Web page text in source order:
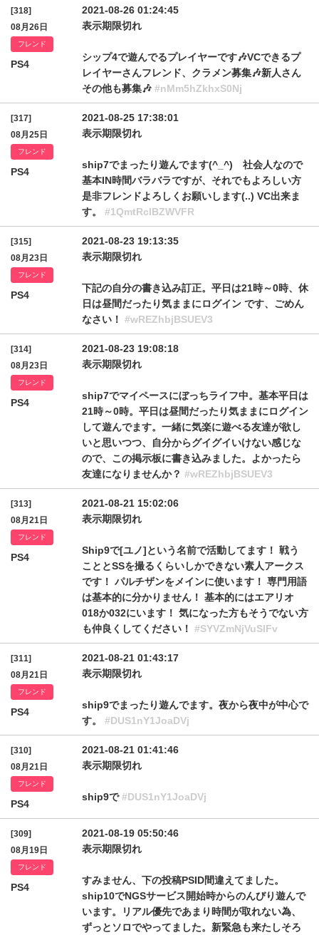
[318]
08月26日
フレンド
PS4
2021-08-26 01:24:45
表示期限切れ
シップ4で遊んでるプレイヤーです🎶VCできるプ
レイヤーさんフレンド、クラメン募集🎶新人さん
その他も募集🎶 #nMm5hZkhxS0Nj
[317]
08月25日
フレンド
PS4
2021-08-25 17:38:01
表示期限切れ
ship7でまったり遊んでます(^_^) 社会人なので
基本IN時間バラバラですが、それでもよろしい方
是非フレンドよろしくお願いします(..) VC出来ま
す。 #1QmtRclBZWVFR
[315]
08月23日
フレンド
PS4
2021-08-23 19:13:35
表示期限切れ
下記の自分の書き込み訂正。平日は21時～0時、休
日は昼間だったり気ままにログイン です、ごめん
なさい！ #wREZhbjBSUEV3
[314]
08月23日
フレンド
PS4
2021-08-23 19:08:18
表示期限切れ
ship7でマイペースにぼっちライフ中。基本平日は
21時～0時。平日は昼間だったり気ままにログイン
して遊んでます。一緒に気楽に遊べる友達が欲し
いと思いつつ、自分からグイグイいけない感じな
ので、この掲示板に書き込みました。よかったら
友達になりませんか？ #wREZhbjBSUEV3
[313]
08月21日
フレンド
PS4
2021-08-21 15:02:06
表示期限切れ
Ship9で[ユノ]という名前で活動してます！ 戦う
こととSSを撮るくらいしかできない素人アークス
です！ パルチザンをメインに使います！ 専門用語
は基本的に分かりません！ 基本的にはエアリオ
018か032にいます！ 気になった方もそうでない方
も仲良くしてください！ #SYVZmNjVuSlFv
[311]
08月21日
フレンド
PS4
2021-08-21 01:43:17
表示期限切れ
ship9でまったり遊んでます。夜から夜中が中心で
す。 #DUS1nY1JoaDVj
[310]
08月21日
フレンド
PS4
2021-08-21 01:41:46
表示期限切れ
ship9で#DUS1nY1JoaDVj
[309]
08月19日
フレンド
PS4
2021-08-19 05:50:46
表示期限切れ
すみません、下の投稿PSID間違えてました。
ship10でNGSサービス開始時からのんびり遊んで
います。リアル優先であまり時間が取れない為、
ずっとソロでやってました。新緊急も来たしそろ